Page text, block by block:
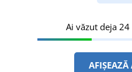
Ai văzut deja
AFIȘEAZĂ